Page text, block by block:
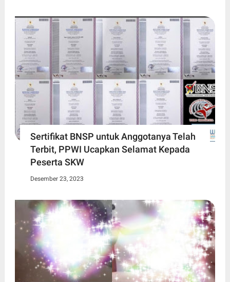
Sertifikat BNSP untuk Anggotanya Telah
Terbit, PPWI Ucapkan Selamat Kepada
Peserta SKW
Desember 23, 2023